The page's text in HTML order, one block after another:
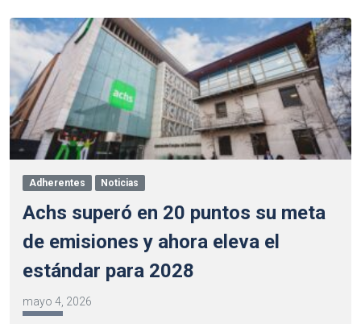
Adherentes Noticias
Achs superó en 20 puntos su meta
de emisiones y ahora eleva el
estándar para 2028
mayo 4, 2026